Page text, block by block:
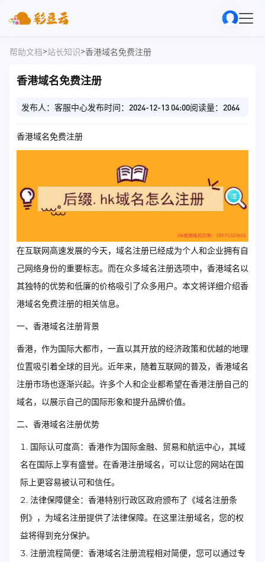
帮助文档>站长知识>香港域名免费注册
香港域名免费注册
发布人：客服中心发布时间：2024-12-13 04:00阅读量：2064
香港域名免费注册
在互联网高速发展的今天，域名注册已经成为个人和企业拥有自
己网络身份的重要标志。而在众多域名注册选项中，香港域名以
其独特的优势和低廉的价格吸引了众多用户。本文将详细介绍香
港域名免费注册的相关信息。
一、香港域名注册背景
香港，作为国际大都市，一直以其开放的经济政策和优越的地理
位置吸引着全球的目光。近年来，随着互联网的普及，香港域名
注册市场也逐渐兴起。许多个人和企业都希望在香港注册自己的
域名，以展示自己的国际形象和提升品牌价值。
二、香港域名注册优势
国际认可度高：香港作为国际金融、贸易和航运中心，其域
名在国际上享有盛誉。在香港注册域名，可以让您的网站在国
际上更容易被认可和信任。
法律保障健全：香港特别行政区政府颁布了《域名注册条
例》，为域名注册提供了法律保障。在这里注册域名，您的权
益将得到充分保护。
注册流程简便：香港域名注册流程相对简便，您可以通过专